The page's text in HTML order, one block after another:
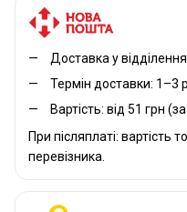
Доставка у
Термін доставки: 1–3
Вартість: від 51 грн
При післяплаті: вартість
перевізника.